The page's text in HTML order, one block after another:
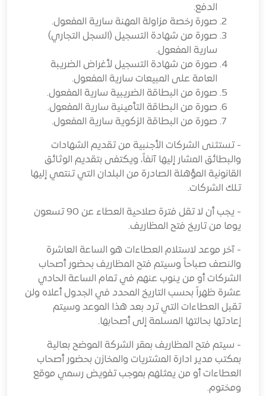
الدفع.
صورة رخصة مزاولة المهنة سارية المفعول.
صورة من شهادة التسجيل (السجل التجاري)
سارية المفعول.
صورة من شهادة التسجيل لأغراض الضريبة
العامة على المبيعات سارية المفعول.
صورة من البطاقة الضريبية سارية المفعول.
صورة من البطاقة التأمينية سارية المفعول.
صورة من البطاقة الزكوية سارية المفعول.
- تستثنى الشركات الأجنبية من تقديم الشهادات
والبطائق المشار إليها آنفاً، ويكتفى بتقديم الوثائق
القانونية المؤهلة الصادرة من البلدان التي تنتمي إليها
تلك الشركات.
- يجب أن لا تقل فترة صلاحية العطاء عن 90 تسعون
يوما من تاريخ فتح المظاريف.
- آخر موعد لاستلام العطاءات هو الساعة العاشرة
والنصف صباحاً وسيتم فتح المظاريف بحضور أصحاب
الشركات أو من ينوب عنهم في تمام الساعة الحادي
عشرة ظهراً بحسب التاريخ المحدد في الجدول أعلاه ولن
تقبل العطاءات التي ترد بعد هذا الموعد وسيتم
إعادتها بحالتها المسلمة إلى أصحابها.
- سيتم فتح المظاريف بمقر الشركة الموضح بعالية
بمكتب مدير ادارة المشتريات والمخازن بحضور أصحاب
العطاءات أو من يمثلهم بموجب تفويض رسمي موقع
ومختوم.